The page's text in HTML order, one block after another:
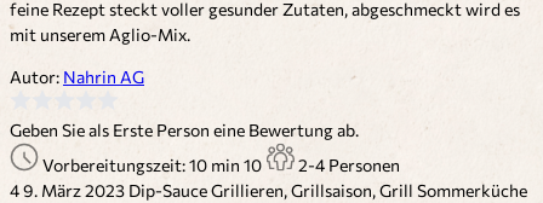
feine Rezept steckt voller gesunder Zutaten, abgeschmeckt wird es
mit unserem Aglio-Mix.
Autor: Nahrin AG
Geben Sie als Erste Person eine Bewertung ab.
Vorbereitungszeit: 10 min 10
2-4 Personen
49. März 2023 Dip-SauceGrillieren, Grillsaison, Grill Sommerküche